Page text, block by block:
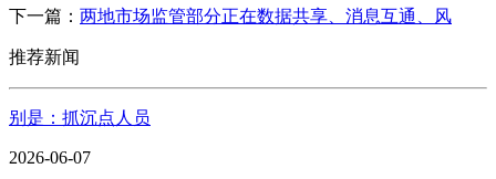
下一篇： 两地市场监管部分正在数据共享、消息互通、风
推荐新闻
别是：抓沉点人员
2026-06-07